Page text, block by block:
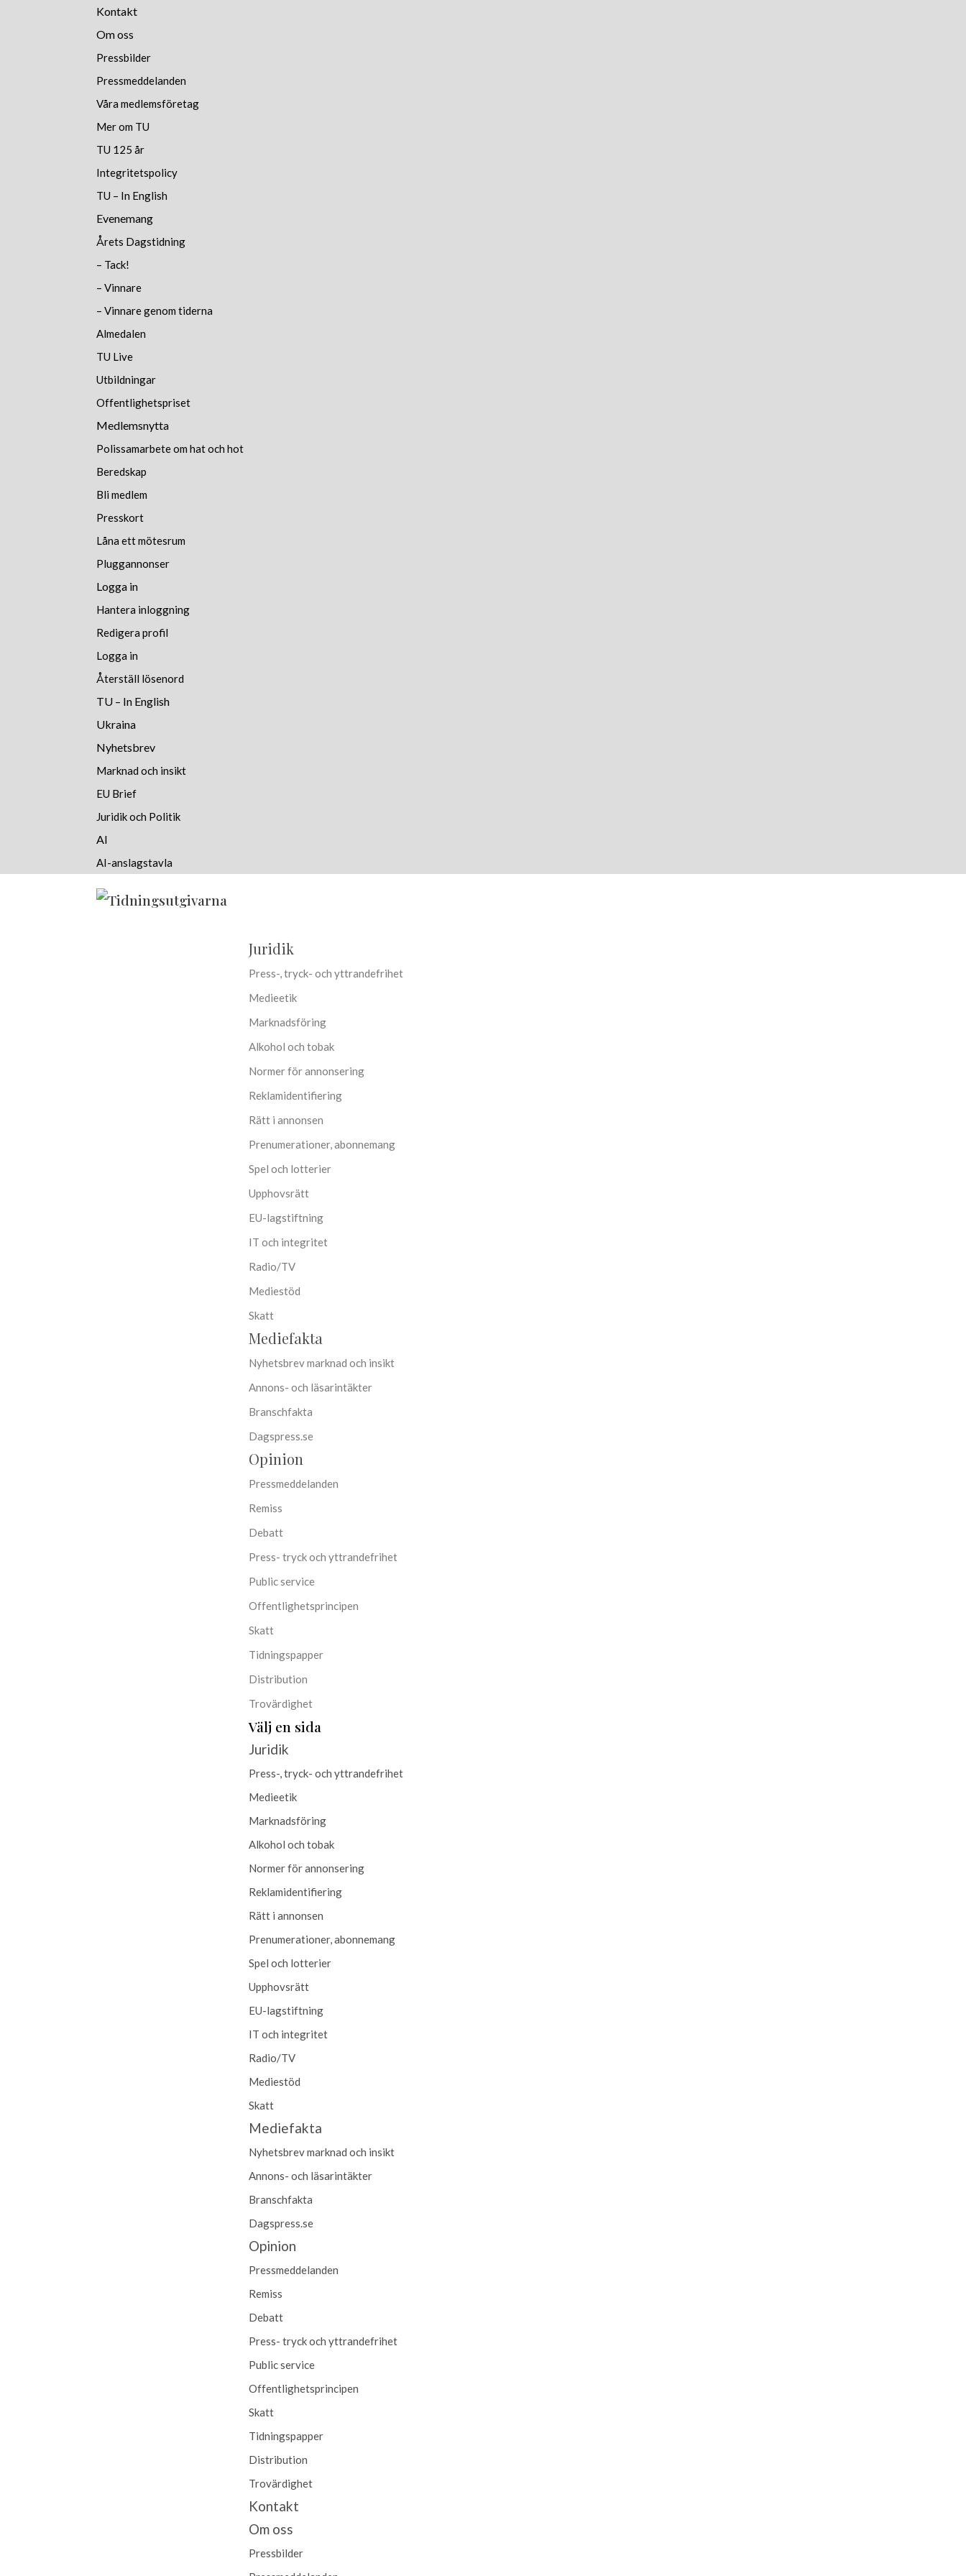
Kontakt
Om oss
Pressbilder
Pressmeddelanden
Våra medlemsföretag
Mer om TU
TU 125 år
Integritetspolicy
TU – In English
Evenemang
Årets Dagstidning
– Tack!
– Vinnare
– Vinnare genom tiderna
Almedalen
TU Live
Utbildningar
Offentlighetspriset
Medlemsnytta
Polissamarbete om hat och hot
Beredskap
Bli medlem
Presskort
Låna ett mötesrum
Pluggannonser
Logga in
Hantera inloggning
Redigera profil
Logga in
Återställ lösenord
TU – In English
Ukraina
Nyhetsbrev
Marknad och insikt
EU Brief
Juridik och Politik
AI
AI-anslagstavla
Juridik
Press-, tryck- och yttrandefrihet
Medieetik
Marknadsföring
Alkohol och tobak
Normer för annonsering
Reklamidentifiering
Rätt i annonsen
Prenumerationer, abonnemang
Spel och lotterier
Upphovsrätt
EU-lagstiftning
IT och integritet
Radio/TV
Mediestöd
Skatt
Mediefakta
Nyhetsbrev marknad och insikt
Annons- och läsarintäkter
Branschfakta
Dagspress.se
Opinion
Pressmeddelanden
Remiss
Debatt
Press- tryck och yttrandefrihet
Public service
Offentlighetsprincipen
Skatt
Tidningspapper
Distribution
Trovärdighet
Välj en sida
Juridik
Press-, tryck- och yttrandefrihet
Medieetik
Marknadsföring
Alkohol och tobak
Normer för annonsering
Reklamidentifiering
Rätt i annonsen
Prenumerationer, abonnemang
Spel och lotterier
Upphovsrätt
EU-lagstiftning
IT och integritet
Radio/TV
Mediestöd
Skatt
Mediefakta
Nyhetsbrev marknad och insikt
Annons- och läsarintäkter
Branschfakta
Dagspress.se
Opinion
Pressmeddelanden
Remiss
Debatt
Press- tryck och yttrandefrihet
Public service
Offentlighetsprincipen
Skatt
Tidningspapper
Distribution
Trovärdighet
Kontakt
Om oss
Pressbilder